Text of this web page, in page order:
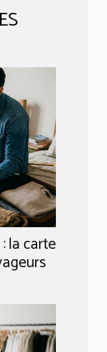
la carte